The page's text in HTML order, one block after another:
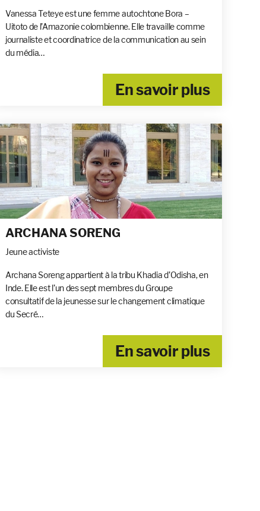
Vanessa Teteye est une femme autochtone Bora –
Uitoto de l’Amazonie colombienne. Elle travaille comme
journaliste et coordinatrice de la communication au sein
du média…
En savoir plus
ARCHANA SORENG
Jeune activiste
Archana Soreng appartient à la tribu Khadia d’Odisha, en
Inde. Elle est l’un des sept membres du Groupe
consultatif de la jeunesse sur le changement climatique
du Secré…
En savoir plus